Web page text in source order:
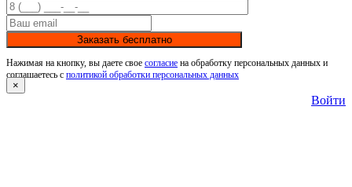
Заказать бесплатно
Нажимая на кнопку, вы даете свое согласие на обработку персональных данных и
соглашаетесь с политикой обработки персональных данных
×
Войти